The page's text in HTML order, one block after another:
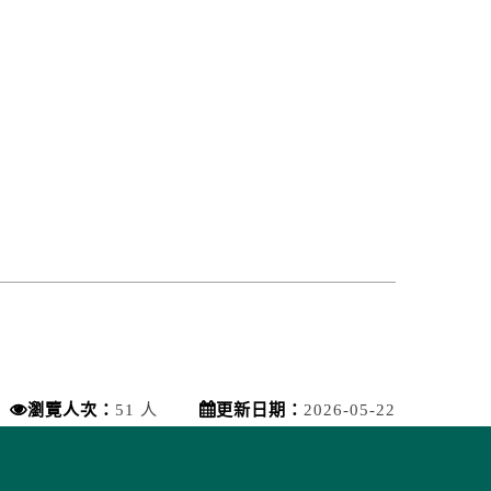
瀏覽人次： 51 人 更新日期： 2026-05-22